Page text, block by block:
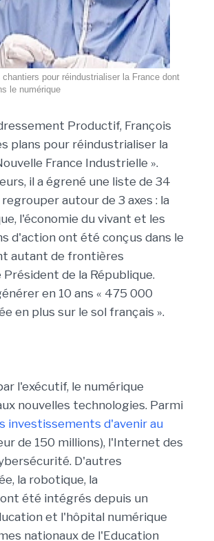
pour réindustrialiser la France dont
le numérique
Productif, François
plans pour réindustrialiser la
France Industrielle ».
il a égrené une liste de 34
autour de 3 axes : la
l'économie du vivant et les
d'action ont été conçus dans le
autant de frontières
de la République.
en 10 ans « 475 000
en plus sur le sol français ».
l'exécutif, le numérique
nouvelles technologies. Parmi
investissements d'avenir au
de 150 millions), l'Internet des
D'autres
la robotique, la
été intégrés depuis un
et l'hôpital numérique
nationaux de l'Education